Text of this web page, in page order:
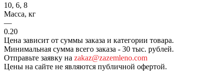
10, 6, 8
Масса, кг
—
0.20
Цена зависит от суммы заказа и категории товара.
Минимальная сумма всего заказа - 30 тыс. рублей.
Отправьте заявку на zakaz@zazemleno.com
Цены на сайте не являются публичной офертой.